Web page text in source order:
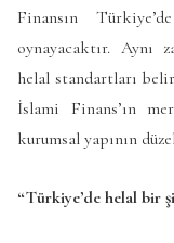
Finansın
oynayacaktır. Aynı
helal standartları
İslami Finans’ın
kurumsal yapının
“Türkiye’de helal bir